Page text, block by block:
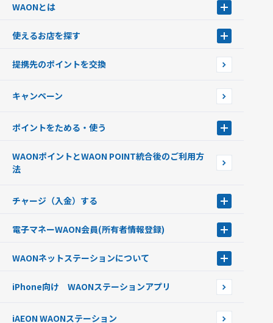
WAONとは
WAONを申込む
インターネット上でのお買い物について（ネット決済）
使えるお店を探す
店舗検索
イオン銀行ATM設置場所
提携先のポイントを交換
キャンペーン
ポイントをためる・使う
ポイントの有効期限について
WAONポイントとWAON POINT統合後のご利用方
法
チャージ（入金）する
現金でチャージする
銀行口座・ATMからチャージする
オートチャージ
ポイントからチャージする
電子マネーWAON会員(所有者情報登録)
WAON POINTサービス会員登録に伴う個人データの共同利用のお知
WAONネットステーションについて
WAONネットステーションWAON端末について
iPhone向け WAONステーションアプリ
iAEON WAONステーション